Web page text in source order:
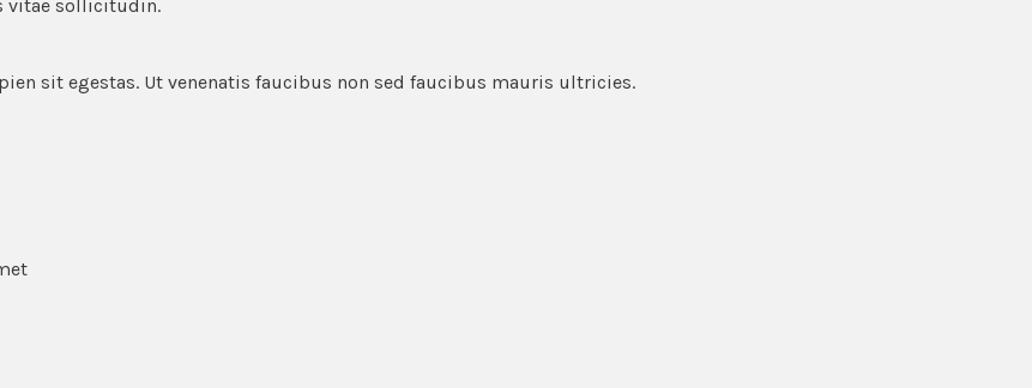
vitae sollicitudin.
sit egestas. Ut venenatis faucibus non sed faucibus mauris ultricies.